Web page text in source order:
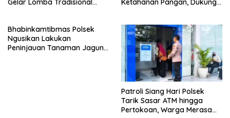
Gelar Lomba Tradisional
Ketahanan Pangan, Dukung
Bhabinkamtibmas Polsek
Ngusikan Lakukan
Peninjauan Tanaman Jagung
Patroli Siang Hari Polsek
Tarik Sasar ATM hingga
Pertokoan, Warga Merasa